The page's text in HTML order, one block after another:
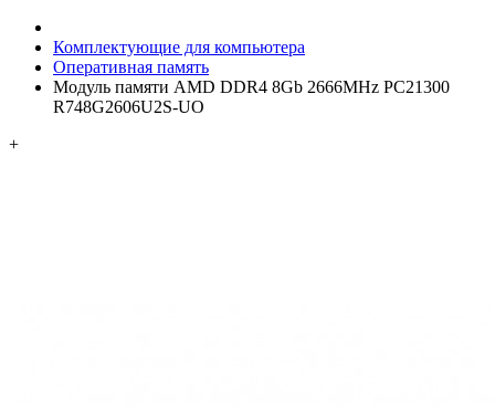
Комплектующие для компьютера
Оперативная память
Модуль памяти AMD DDR4 8Gb 2666MHz PC21300
R748G2606U2S-UO
+